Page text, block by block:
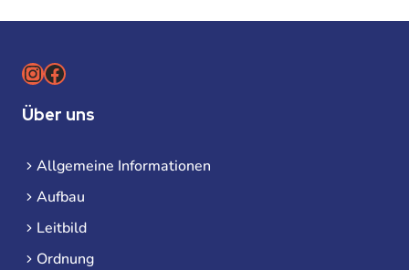
Instagram
Facebook
Über uns
Allgemeine Informationen
Aufbau
Leitbild
Ordnung